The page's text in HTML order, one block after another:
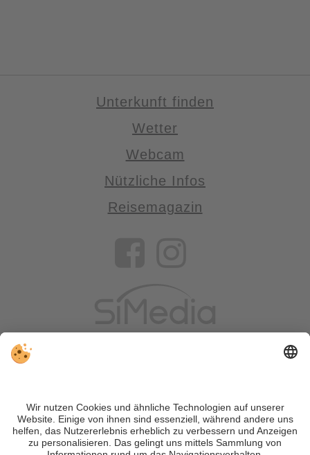
Unterkunft finden
Wetter
Webcam
Nützliche Infos
Reisemagazin
VIVOSüdtirol ist das Reiseportal für alle, die Südtirol nicht nur
tollen Unterkünften und Angeboten.
Trotz genauer Arbeit und ständigem Aktualisieren der Inhalte,